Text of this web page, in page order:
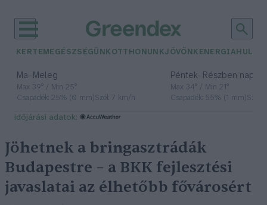
KERTEM EGÉSZSÉGÜNK OTTHONUNKJÖVŐNK ENERGIA
Ma– Meleg
Max 39° / Min 25°
Csapadék: 25% (0 mm)Szél: 7 km/h
Péntek– Részben
Max 34° / Min 21°
Csapadék: 55% (1 mm)Szél:
időjárási adatok:
Jöhetnek a bringasztrádák
Budapestre – a BKK fejlesztési
javaslatai az élhetőbb fővárosért